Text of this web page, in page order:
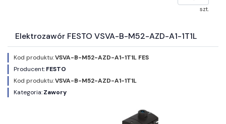
szt.
Elektrozawór FESTO VSVA-B-M52-AZD-A1-1T1L
Kod produktu:VSVA-B-M52-AZD-A1-1T1L FES
Producent:FESTO
Kod produktu:VSVA-B-M52-AZD-A1-1T1L
Kategoria:Zawory